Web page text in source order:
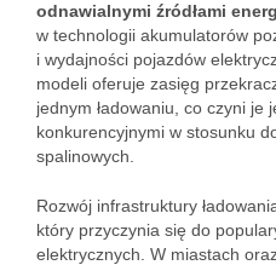
odnawialnymi źródłami
w technologii akumulatorów
i wydajności pojazdów
modeli oferuje zasięg
jednym ładowaniu, co czyni je
konkurencyjnymi w stosunku
spalinowych.
Rozwój infrastruktury
który przyczynia się do
elektrycznych. W miastach